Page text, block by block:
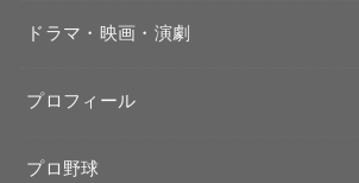
ドラマ・映画・演劇
プロフィール
プロ野球